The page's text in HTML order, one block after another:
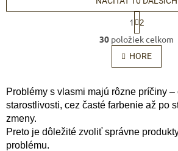
O
v
l
á
a
c
p
S
t
r
á
n
k
v
a
n
e
1
2
30 položiek celkom
HORE
Problémy s vlasmi majú rôzne príčiny –
starostlivosti, cez časté farbenie až po
zmeny.
Preto je dôležité zvoliť správne
problému.